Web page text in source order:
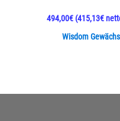
Wisdom
494,00€(415,13€